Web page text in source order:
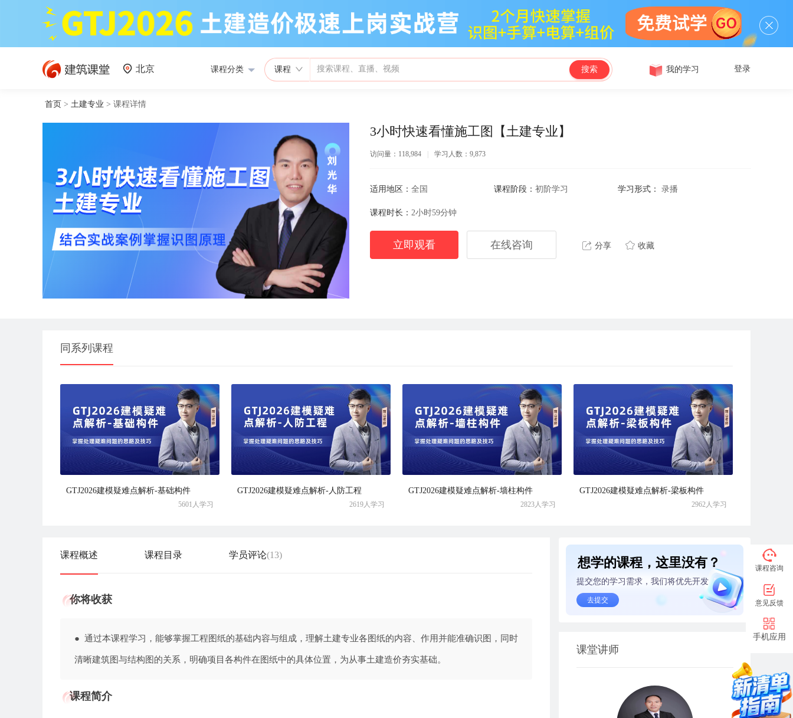
北京 课程分类 课程 搜索 我的学习 登录
首页 > 土建专业 > 课程详情
3小时快速看懂施工图【土建专业】
访问量：118,984 学习人数：9,873
适用地区： 全国 课程阶段： 初阶学习 学习形式： 录播
课程时长： 2小时59分钟
立即观看 在线咨询 分享 收藏
同系列课程
GTJ2026建模疑难点解析-基础构件
5601人学习
GTJ2026建模疑难点解析-人防工程
2619人学习
GTJ2026建模疑难点解析-墙柱构件
2823人学习
GTJ2026建模疑难点解析-梁板构件
2962人学习
课程概述 课程目录 学员评论(13)
你将收获
● 通过本课程学习，能够掌握工程图纸的基础内容与组成，理解土建专业各图纸的内容、作用并能准确识图，同时
清晰建筑图与结构图的关系，明确项目各构件在图纸中的具体位置，为从事土建造价夯实基础。
课程简介
想学的课程，这里没有？
提交您的学习需求，我们将优先开发
去提交
课堂讲师
课程咨询
意见反馈
手机应用